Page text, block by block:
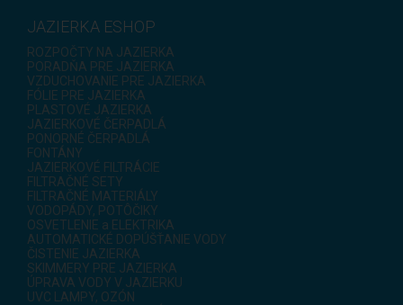
JAZIERKA ESHOP
ROZPOČTY NA JAZIERKA
PORADŇA PRE JAZIERKA
VZDUCHOVANIE PRE JAZIERKA
FÓLIE PRE JAZIERKA
PLASTOVÉ JAZIERKA
JAZIERKOVÉ ČERPADLÁ
PONORNÉ ČERPADLÁ
FONTÁNY
JAZIERKOVÉ FILTRÁCIE
FILTRAČNÉ SETY
FILTRAČNÉ MATERIÁLY
VODOPÁDY, POTÔČIKY
OSVETLENIE a ELEKTRIKA
AUTOMATICKÉ DOPÚŠŤANIE VODY
ČISTENIE JAZIERKA
SKIMMERY PRE JAZIERKA
ÚPRAVA VODY V JAZIERKU
UVC LAMPY, OZÓN